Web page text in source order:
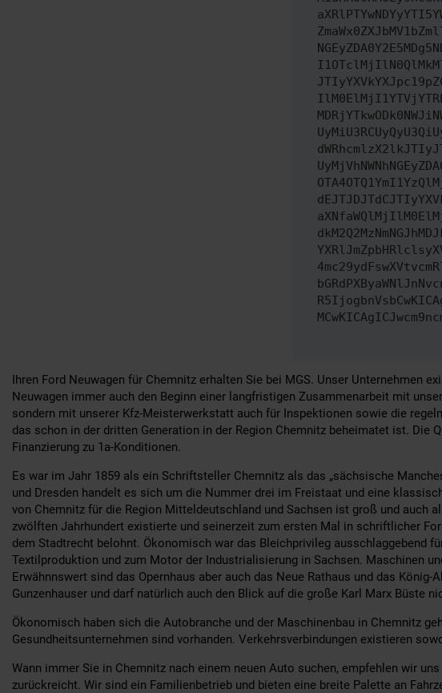
Ihren Ford Neuwagen für Chemnitz erhalten Sie bei MGS. Unser Unternehmen
Neuwagen immer auch den Beginn einer langfristigen Zusammenarbeit mit
sondern mit unserer Kfz-Meisterwerkstatt auch für Inspektionen sowie die
das schon in der dritten Generation in der Region Chemnitz beheimatet ist. Die
Finanzierung zu 1a-Konditionen.
Es war im Jahr 1859 als ein Schriftsteller Chemnitz als das „sächsische
und Dresden handelt es sich um die Nummer drei im Freistaat und eine
von Chemnitz für die Region Mitteldeutschland und Sachsen ist groß und
zwölften Jahrhundert existierte und seinerzeit zum ersten Mal in schriftlicher
dem Stadtrecht belohnt. Ökonomisch war das Bleichprivileg ausschlaggebend
Textilproduktion und zum Motor der Industrialisierung in Sachsen. Maschinen
Erwähnnswert sind das Opernhaus aber auch das Neue Rathaus und das
Gunzenhauser und darf natürlich auch den Blick auf die große Karl Marx Büste
Ökonomisch haben sich die Autobranche und der Maschinenbau in Chemnitz
Gesundheitsunternehmen sind vorhanden. Verkehrsverbindungen existieren
Wann immer Sie in Chemnitz nach einem neuen Auto suchen, empfehlen wir
zurückreicht. Wir sind ein Familienbetrieb und bieten eine breite Palette an